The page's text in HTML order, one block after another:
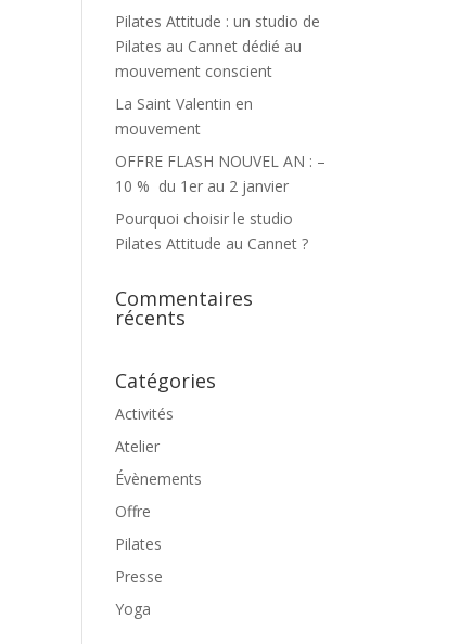
Pilates Attitude : un studio de
Pilates au Cannet dédié au
mouvement conscient
La Saint Valentin en
mouvement
OFFRE FLASH NOUVEL AN : –
10 % du 1er au 2 janvier
Pourquoi choisir le studio
Pilates Attitude au Cannet ?
Commentaires
récents
Catégories
Activités
Atelier
Évènements
Offre
Pilates
Presse
Yoga